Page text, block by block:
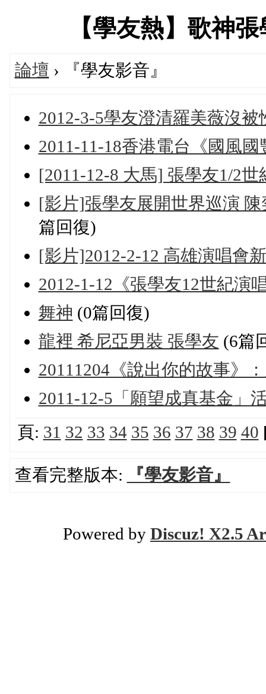
【學友熱】歌神
論壇 › 『學友影音』
2012-3-5學友澄清羅美薇沒被
2011-11-18香港電台《國風國
[2011-12-8 大馬] 張學友1/2
[影片]張學友展開世界巡演
篇回復)
[影片]2012-2-12 高雄演唱會
2012-1-12《張學友12世紀演
舞神 (0篇回復)
龍裡 希尼亞男裝 張學友 (6篇
20111204《說出你的故事》
2011-12-5「願望成真基金」
頁: 31 32 33 34 35 36 37 38 39 40
查看完整版本: 『學友影音』
Powered by Discuz! X2.5